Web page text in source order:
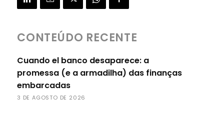
CONTEÚDO RECENTE
Cuando el banco desaparece: a
promessa (e a armadilha) das finanças
embarcadas
3 DE AGOSTO DE 2026